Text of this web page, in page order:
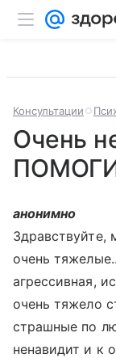
Консультации
Очень
анонимно
Здравствуйте,
очень
агрессивная,
очень тяжело
страшные по
ненавидит и к